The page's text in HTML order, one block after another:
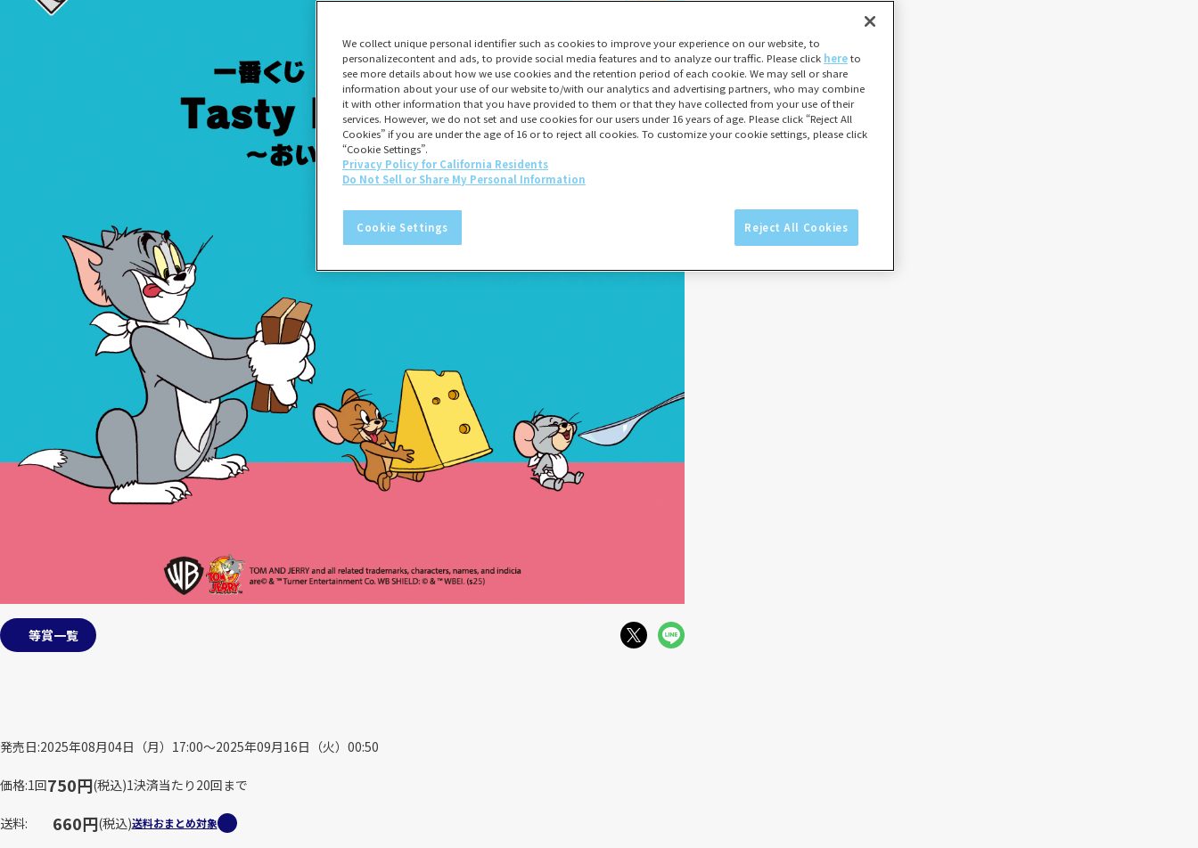
等賞一覧
発売日 2025年08月04日（月）17:00～2025年09月16日（火）00:50
価格 1回750円(税込)1決済当たり20回まで
送料 660円(税込)送料おまとめ対象
We collect unique personal identifier such as cookies to improve your experience on our website, to
personalizecontent and ads, to provide social media features and to analyze our traffic. Please click hereto
see more details about how we use cookies and the retention period of each cookie. We may sell or share
information about your use of our website to/with our analytics and advertising partners, who may combine
it with other information that you have provided to them or that they have collected from your use of their
services. However, we do not set and use cookies for our users under 16 years of age. Please click “Reject All
Cookies” if you are under the age of 16 or to reject all cookies. To customize your cookie settings, please click
“Cookie Settings”.
Privacy Policy for California Residents
Do Not Sell or Share My Personal Information
Cookie Settings Reject All Cookies